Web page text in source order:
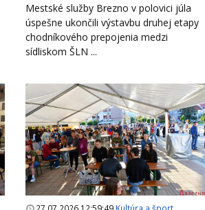
Mestské služby Brezno v polovici júla
úspešne ukončili výstavbu druhej etapy
chodníkového prepojenia medzi
sídliskom ŠLN ...
27.07.2026 12:59:49 Kultúra a šport